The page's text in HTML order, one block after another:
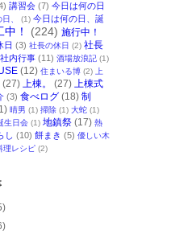
講習会 (7) 今日は何の日
、 (1) 今日は何の日、誕
中！ (224) 施行中！
日 (3) 社長の休日 (2) 社長
社内行事 (11) 酒場放浪記 (1)
(12) 住まいる博 (2)
上
(27) 上棟。 (27) 上棟式
(3) 食べログ (18) 制
晴男 (1) 掃除 (1) 大蛇 (1)
生日会 (1) 地鎮祭 (17) 熱
し (10) 餅まき (5) 優しい木
理レシピ (2)